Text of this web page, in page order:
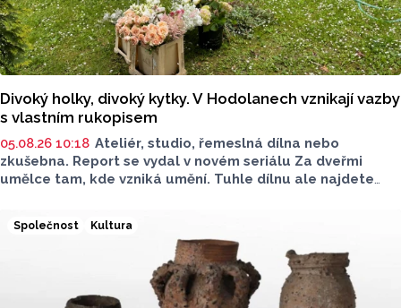
Divoký holky, divoký kytky. V Hodolanech vznikají vazby
s vlastním rukopisem
05.08.26 10:18 Ateliér, studio, řemeslná dílna nebo
zkušebna. Report se vydal v novém seriálu Za dveřmi
umělce tam, kde vzniká umění. Tuhle dílnu ale najdete
Společnost Kultura